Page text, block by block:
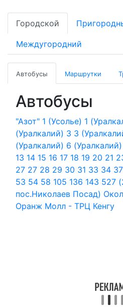
Городской
Междугородний
Автобусы Маршрутки
Автобусы
"Азот" 1 (Усолье) 1
(Уралкалий) 3 3
(Уралкалий) 6 (Уралкалий)
13 14 15 16 17 18 19 20 21
27 27 28 29 30 31 33 34 37
53 54 58 105 136 143 527
пос.Николаев Посад)
Оранж Молл - ТРЦ Кенгу